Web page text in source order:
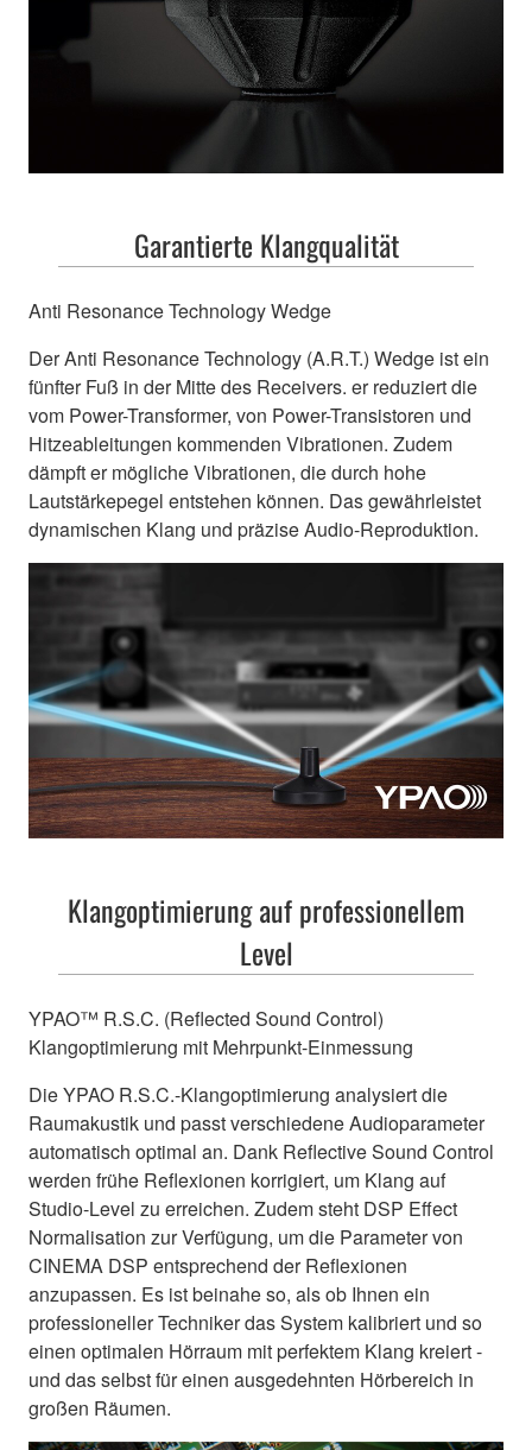
Garantierte Klangqualität
Anti Resonance Technology Wedge
Der Anti Resonance Technology (A.R.T.) Wedge ist ein
fünfter Fuß in der Mitte des Receivers. er reduziert die
vom Power-Transformer, von Power-Transistoren und
Hitzeableitungen kommenden Vibrationen. Zudem
dämpft er mögliche Vibrationen, die durch hohe
Lautstärkepegel entstehen können. Das gewährleistet
dynamischen Klang und präzise Audio-Reproduktion.
Klangoptimierung auf professionellem
Level
YPAO™ R.S.C. (Reflected Sound Control)
Klangoptimierung mit Mehrpunkt-Einmessung
Die YPAO R.S.C.-Klangoptimierung analysiert die
Raumakustik und passt verschiedene Audioparameter
automatisch optimal an. Dank Reflective Sound Control
werden frühe Reflexionen korrigiert, um Klang auf
Studio-Level zu erreichen. Zudem steht DSP Effect
Normalisation zur Verfügung, um die Parameter von
CINEMA DSP entsprechend der Reflexionen
anzupassen. Es ist beinahe so, als ob Ihnen ein
professioneller Techniker das System kalibriert und so
einen optimalen Hörraum mit perfektem Klang kreiert -
und das selbst für einen ausgedehnten Hörbereich in
großen Räumen.